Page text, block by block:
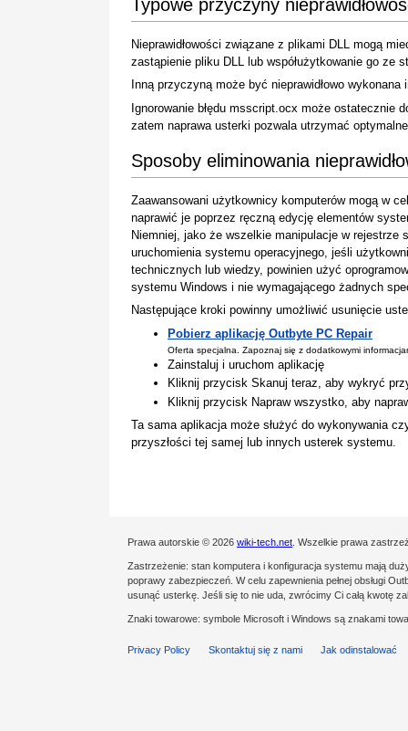
Typowe przyczyny
Nieprawidłowości związane z plikami DLL mogą
zastąpienie pliku DLL lub współużytkowanie go ze
Inną przyczyną może być nieprawidłowo
Ignorowanie błędu msscript.ocx może ostatecznie
zatem naprawa usterki pozwala utrzymać
Sposoby eliminowania
Zaawansowani użytkownicy komputerów mogą w
naprawić je poprzez ręczną edycję elementów
Niemniej, jako że wszelkie manipulacje w
uruchomienia systemu operacyjnego, jeśli
technicznych lub wiedzy, powinien użyć
systemu Windows i nie wymagającego żadnych
Następujące kroki powinny umożliwić usunięcie
Pobierz aplikację Outbyte PC Repair
Oferta specjalna. Zapoznaj się z dodatkowymi
Zainstaluj i uruchom aplikację
Kliknij przycisk Skanuj teraz, aby wykryć
Kliknij przycisk Napraw wszystko, aby
Ta sama aplikacja może służyć do wykonywania
przyszłości tej samej lub innych usterek systemu.
Prawa autorskie © 2026 wiki-tech.net . Wszelkie prawa
Zastrzeżenie: stan komputera i konfiguracja systemu mają
poprawy zabezpieczeń. W celu zapewnienia pełnej obsługi
usunąć usterkę. Jeśli się to nie uda, zwrócimy Ci całą kwotę
Znaki towarowe: symbole Microsoft i Windows są znakami
Privacy Policy Skontaktuj się z nami Jak odinstalować